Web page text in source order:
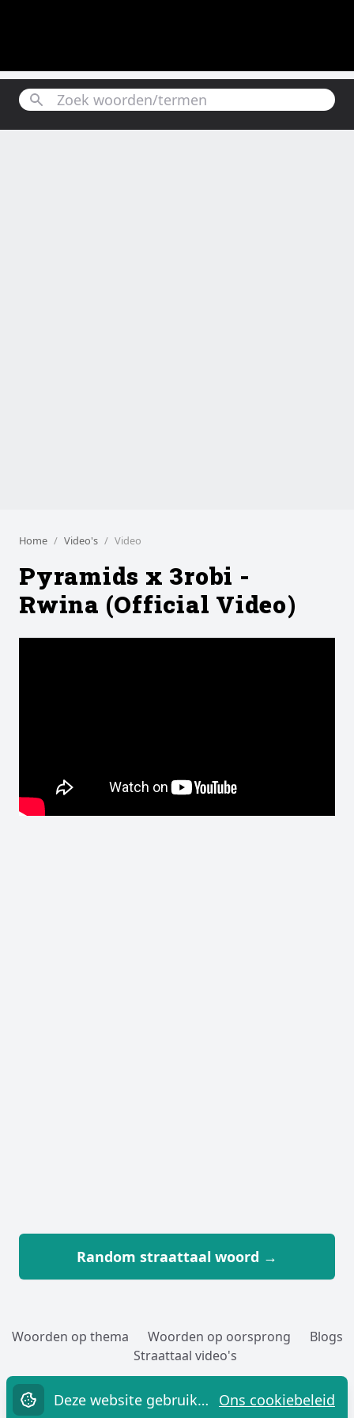
Home Video's Video
Pyramids x 3robi -
Rwina (Official Video)
Random straattaal woord →
Woorden op thema Woorden op oorsprong
Blogs
Straattaal video's
Woorden toevoegen Over Cookies Privacy
Contact
Deze website gebruikt cookies. Ons cookiebeleid